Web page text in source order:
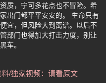
质，宁可多花点也不冒险。希
出门都平平安安的。 生命只有
宜，但风险大到离谱。以后不
部门也得加大打击力度，别让
车。
/独家视频：请看原文